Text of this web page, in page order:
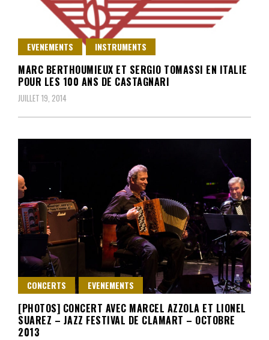
EVENEMENTS INSTRUMENTS
MARC BERTHOUMIEUX ET SERGIO TOMASSI EN ITALIE
POUR LES 100 ANS DE CASTAGNARI
JUILLET 19, 2014
CONCERTS EVENEMENTS
[PHOTOS] CONCERT AVEC MARCEL AZZOLA ET LIONEL
SUAREZ – JAZZ FESTIVAL DE CLAMART – OCTOBRE
2013